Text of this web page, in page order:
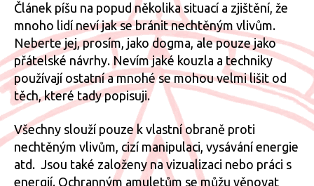
Článek píšu na popud několika situací a zjištění, že
mnoho lidí neví jak se bránit nechtěným vlivům.
Neberte jej, prosím, jako dogma, ale pouze jako
přátelské návrhy. Nevím jaké kouzla a techniky
používají ostatní a mnohé se mohou velmi lišit od
těch, které tady popisuji.
Všechny slouží pouze k vlastní obraně proti
nechtěným vlivům, cizí manipulaci, vysávání energie
atd. Jsou také založeny na vizualizaci nebo práci s
energií. Ochranným amuletům se můžu věnovat